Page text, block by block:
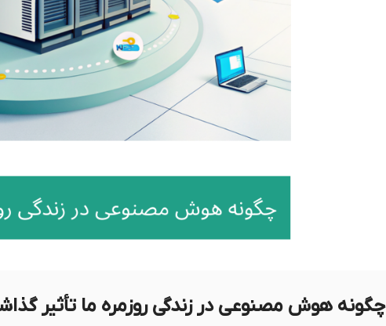
چگونه هوش مصنوعی در زندگی روزمره ما تأثیر